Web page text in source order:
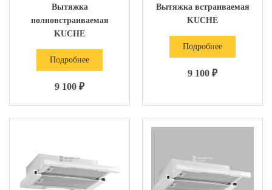
Вытяжка
полновстраиваемая
KUCHE
Подробнее
9 100 ₽
Вытяжка встраиваемая
KUCHE
Подробнее
9 100 ₽